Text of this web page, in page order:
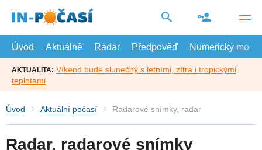
hlavní
Úvod
Aktuálně Radar Předpověď Numerický model
AKTUALITA: Víkend bude slunečný s letními, zítra i tropickými
teplotami
Úvod Aktuální počasí Radarové snímky, radar
Radar, radarové snímky